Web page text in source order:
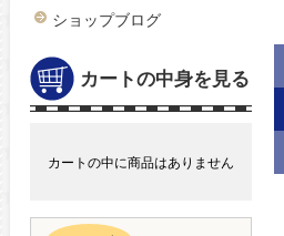
ショップブログ
カートの中身を見る
カートの中に商品はありません